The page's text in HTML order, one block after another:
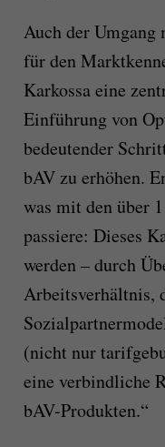
Auch der Umgang
für den
Karkossa eine
Einführung von
bedeutender
bAV zu erhöhen.
was mit den über
passiere: Dieses
werden – durch
Arbeitsverhältnis,
(nicht nur
eine verbindliche
bAV-Produkten.“